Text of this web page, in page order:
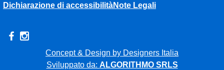
Dichiarazione di accessibilitàNote Legali
Concept & Design by Designers Italia
Sviluppato da: ALGORITHMO SRLS